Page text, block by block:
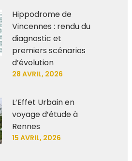
Hippodrome de
Vincennes : rendu du
diagnostic et
premiers scénarios
d’évolution
28 AVRIL, 2026
L’Effet Urbain en
voyage d’étude à
Rennes
15 AVRIL, 2026